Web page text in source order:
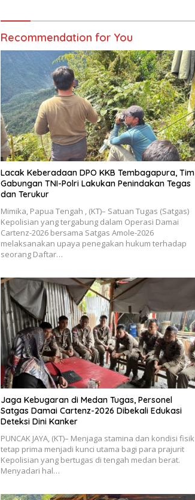
Recommendation for You
Lacak Keberadaan DPO KKB Tembagapura, Tim
Gabungan TNI-Polri Lakukan Penindakan Tegas
dan Terukur
Mimika, Papua Tengah , (KT)– Satuan Tugas (Satgas)
Kepolisian yang tergabung dalam Operasi Damai
Cartenz-2026 bersama Satgas Amole-2026
melaksanakan upaya penegakan hukum terhadap
seorang Daftar…
Jaga Kebugaran di Medan Tugas, Personel
Satgas Damai Cartenz-2026 Dibekali Edukasi
Deteksi Dini Kanker
PUNCAK JAYA, (KT)– Menjaga stamina dan kondisi fisik
tetap prima menjadi kunci utama bagi para prajurit
Kepolisian yang bertugas di tengah medan berat.
Menyadari hal…